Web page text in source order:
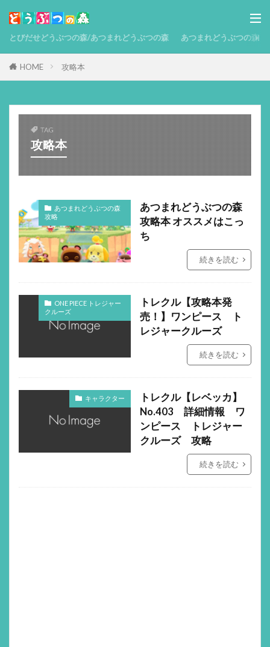
とびだせどうぶつの森/あつまれどうぶつの森 あつまれどうぶつの森
HOME 攻略本
TAG
攻略本
あつまれどうぶつの森
攻略
あつまれどうぶつの森
攻略本 オススメはこっ
ち
続きを読む
ONE PIECE トレジャー
クルーズ
トレクル【攻略本発
売！】ワンピース ト
レジャークルーズ
続きを読む
キャラクター
トレクル【レベッカ】
No.403 詳細情報 ワ
ンピース トレジャー
クルーズ 攻略
続きを読む